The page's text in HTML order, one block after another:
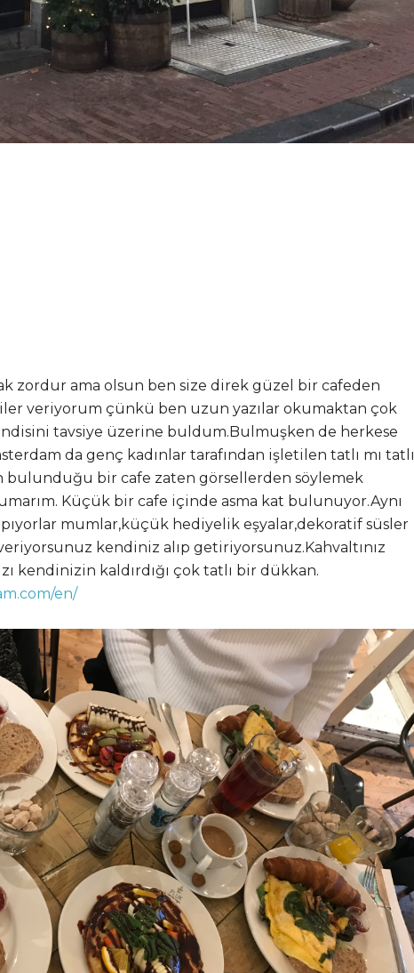
zordur ama olsun ben size direk güzel bir cafeden
veriyorum çünkü ben uzun yazılar okumaktan çok
tavsiye üzerine buldum.Bulmuşken de herkese
da genç kadınlar tarafından işletilen tatlı mı tatlı
bir cafe zaten görsellerden söylemek
Küçük bir cafe içinde asma kat bulunuyor.Aynı
mumlar,küçük hediyelik eşyalar,dekoratif süsler
kendiniz alıp getiriyorsunuz.Kahvaltınız
kendinizin kaldırdığı çok tatlı bir dükkan.
en/